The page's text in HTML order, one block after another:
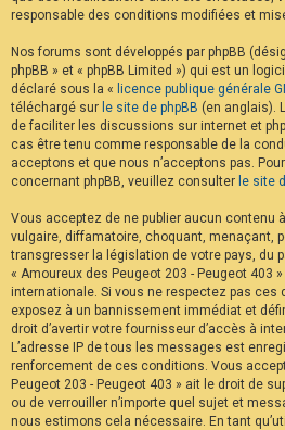
responsable des conditions modifiées et
Nos forums sont développés par phpBB
phpBB » et « phpBB Limited ») qui est un
déclaré sous la « licence publique générale
téléchargé sur le site de phpBB (en anglais).
de faciliter les discussions sur internet et
cas être tenu comme responsable de la
acceptons et que nous n’acceptons pas.
concernant phpBB, veuillez consulter le site
Vous acceptez de ne publier aucun contenu
vulgaire, diffamatoire, choquant, menaçant,
transgresser la législation de votre pays, du
« Amoureux des Peugeot 203 - Peugeot 403
internationale. Si vous ne respectez pas ces
exposez à un bannissement immédiat et
droit d’avertir votre fournisseur d’accès à
L’adresse IP de tous les messages est
renforcement de ces conditions. Vous
Peugeot 203 - Peugeot 403 » ait le droit de
ou de verrouiller n’importe quel sujet et
nous estimons cela nécessaire. En tant